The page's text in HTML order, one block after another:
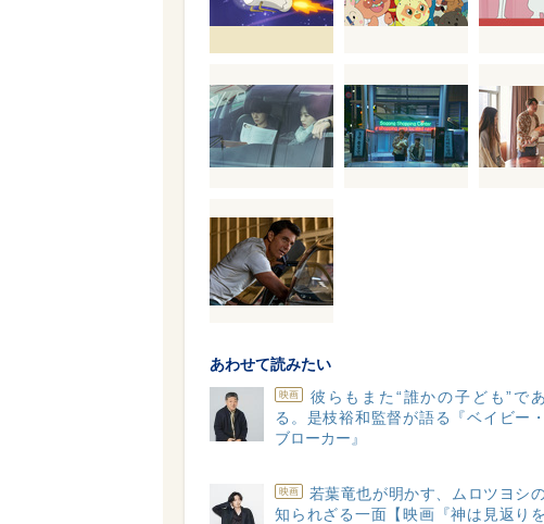
あわせて読みたい
映画
彼らもまた“誰かの子ども”であ
る。是枝裕和監督が語る『ベイビー・
ブローカー』
映画
若葉竜也が明かす、ムロツヨシ
知られざる一面【映画『神は見返りを